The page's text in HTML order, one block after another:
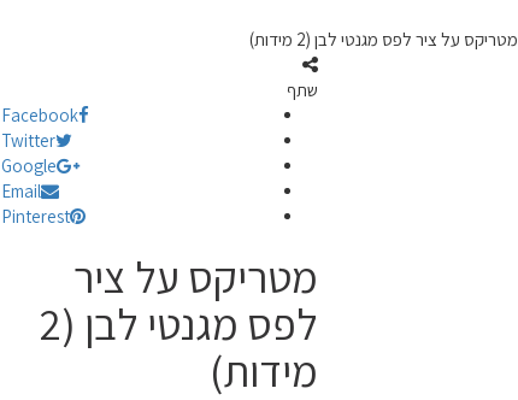
מטריקס על ציר לפס מגנטי לבן (2 מידות)
שתף
Facebook
Twitter
Google
Email
Pinterest
מטריקס על ציר
לפס מגנטי לבן (2
מידות)